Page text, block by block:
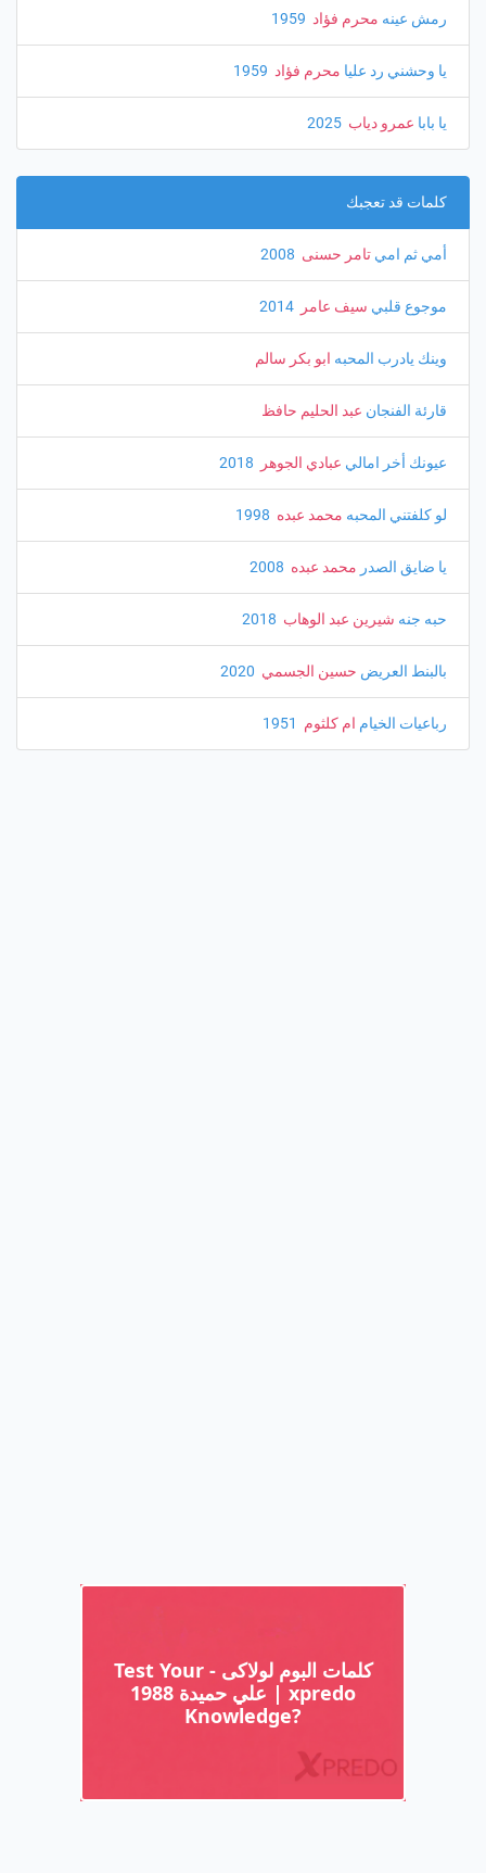
رمش عينه محرم فؤاد
يا وحشني رد عليا محرم فؤاد
يا بابا عمرو دياب
كلمات قد تعجبك
أمي ثم امي تامر حسنى
موجوع قلبي سيف عامر
وينك يادرب المحبه ابو بكر سالم
قارئة الفنجان عبد الحليم حافظ
عيونك أخر امالي عبادي الجوهر
لو كلفتني المحبه محمد عبده
يا ضايق الصدر محمد عبده
حبه جنه شيرين عبد الوهاب
بالبنط العريض حسين الجسمي
رباعيات الخيام ام كلثوم